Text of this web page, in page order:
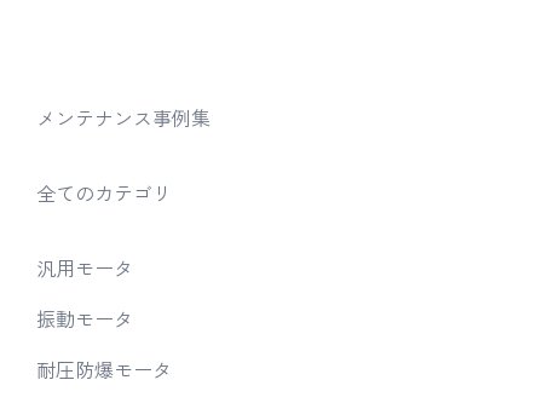
メンテナンス事例集
全てのカテゴリ
汎用モータ
振動モータ
耐圧防爆モータ